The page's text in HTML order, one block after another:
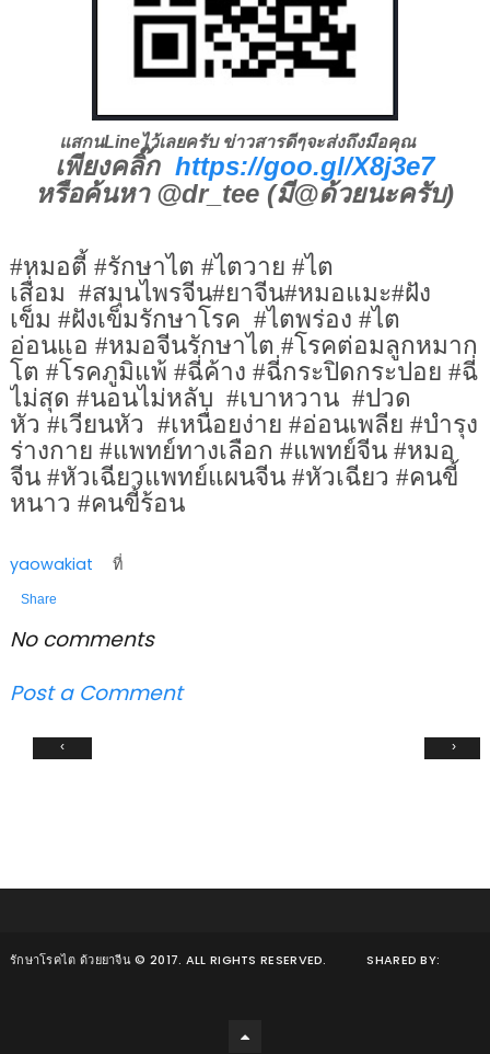
แสกนLineไว้เลยครับ ข่าวสารดีๆจะส่งถึงมือคุณ
เพียงคลิ๊กhttps://goo.gl/X8j3e7
หรือค้นหา @dr_tee (มี@ด้วยนะครับ)
#หมอตี้ #รักษาไต #ไตวาย #ไต
เสื่อม #สมุนไพรจีน#ยาจีน#หมอแมะ#ฝัง
เข็ม #ฝังเข็มรักษาโรค #ไตพร่อง #ไต
อ่อนแอ #หมอจีนรักษาไต #โรคต่อมลูกหมาก
โต #โรคภูมิแพ้ #ฉี่ค้าง #ฉี่กระปิดกระปอย #ฉี่
ไม่สุด #นอนไม่หลับ #เบาหวาน #ปวด
หัว #เวียนหัว #เหนื่อยง่าย #อ่อนเพลีย #บำรุง
ร่างกาย #แพทย์ทางเลือก #แพทย์จีน #หมอ
จีน #หัวเฉียวแพทย์แผนจีน #หัวเฉียว #คนขี้
หนาว #คนขี้ร้อน
yaowakiat ที่
Share
No comments
Post a Comment
‹ ›
รักษาโรคไต ด้วยยาจีน© 2017. ALL RIGHTS RESERVED. SHARED BY: